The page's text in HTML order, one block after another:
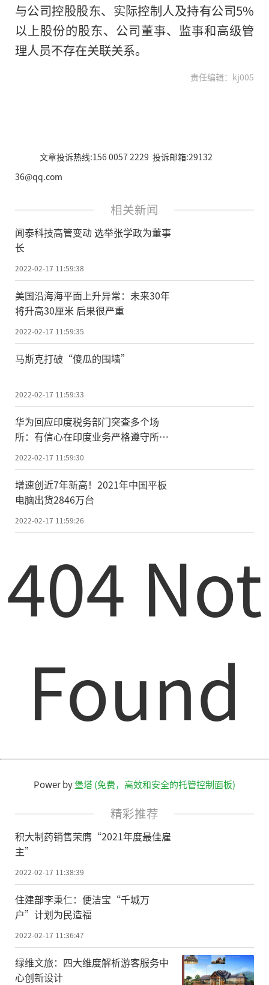
与公司控股股东、实际控制人及持有公司5%
以上股份的股东、公司董事、监事和高级管
理人员不存在关联关系。
责任编辑：kj005
文章投诉热线:156 0057 2229 投诉邮箱:29132
36@qq.com
相关新闻
闻泰科技高管变动 选举张学政为董事
长
2022-02-17 11:59:38
美国沿海海平面上升异常：未来30年
将升高30厘米 后果很严重
2022-02-17 11:59:35
马斯克打破“傻瓜的围墙”
2022-02-17 11:59:33
华为回应印度税务部门突查多个场
所：有信心在印度业务严格遵守所有
法律法规
2022-02-17 11:59:30
增速创近7年新高！2021年中国平板
电脑出货2846万台
2022-02-17 11:59:26
404 Not
Found
Power by堡塔 (免费，高效和安全的托管控制面板)
精彩推荐
积大制药销售荣膺“2021年度最佳雇
主”
2022-02-17 11:38:39
住建部李秉仁：便洁宝“千城万
户”计划为民造福
2022-02-17 11:36:47
绿维文旅：四大维度解析游客服务中
心创新设计